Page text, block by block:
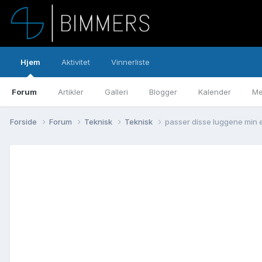
Hjem
Forum Artikler Galleri Blogger Kalender
Aktivitet Vinnerliste
Forside Forum Teknisk Teknisk passer disse luggene min